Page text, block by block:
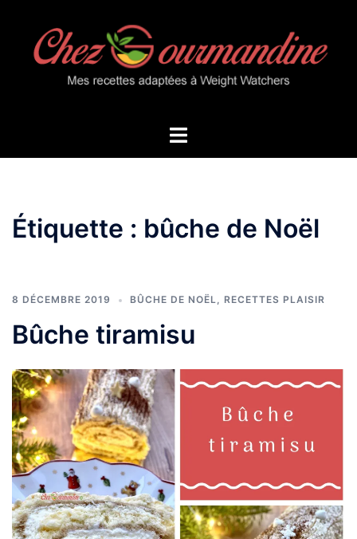
contenu
Ouvrir/fermer
Étiquette : bûche de Noël
8 DÉCEMBRE 2019 BÛCHE DE NOËL, RECETTES PLAISIR
Bûche tiramisu